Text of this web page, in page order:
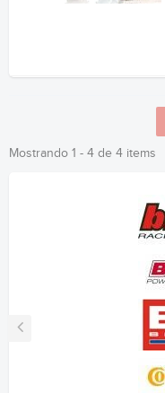
Mostrando 1 - 4 de 4 items